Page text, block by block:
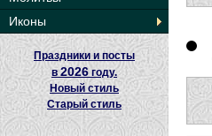
Иконы
Праздники и посты
в2026 году.
Новый стиль
Старый стиль